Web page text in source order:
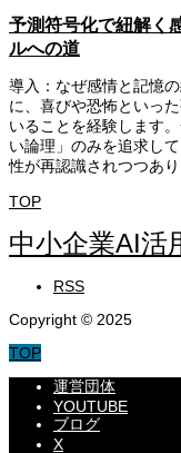
予測符号化で紐解く
ルへの道
導入：なぜ感情と記憶
に、喜びや恐怖といっ
いることを経験します
い論理」のみを追求し
性が再認識されつつあ
TOP
中小企業AI活
RSS
Copyright © 2025
TOP
運営団体
YOUTUBE
ブログ
X